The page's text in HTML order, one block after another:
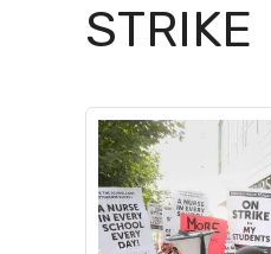
STRIKE